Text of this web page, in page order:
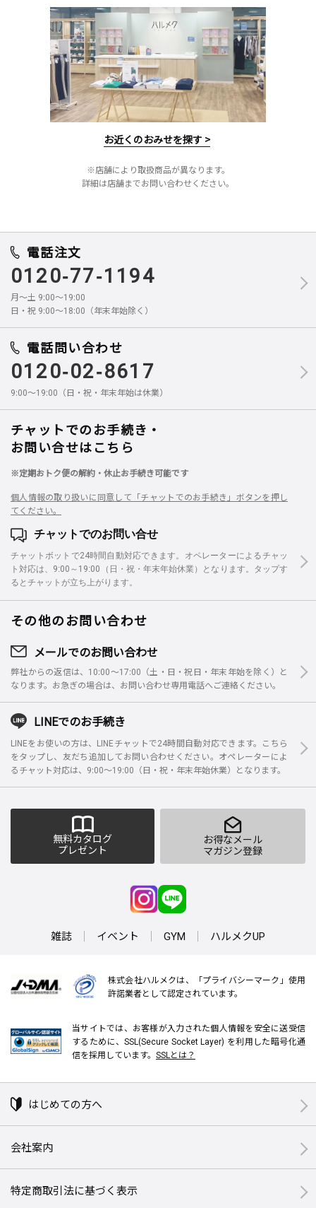
お近くのおみせを探す >
※店舗により取扱商品が異なります。
詳細は店舗までお問い合わせください。
電話注文
0120-77-1194
月～土 9:00～19:00
日・祝 9:00～18:00（年末年始除く）
電話問い合わせ
0120-02-8617
9:00～19:00（日・祝・年末年始は休業）
チャットでのお手続き・
お問い合せはこちら
※定期おトク便の解約・休止お手続き可能です
個人情報の取り扱いに同意して「チャットでのお手続き」ボタンを押し
てください。
チャットでのお問い合せ
チャットボットで24時間自動対応できます。オペレーターによるチャッ
ト対応は、9:00～19:00（日・祝・年末年始休業）となります。タップす
るとチャットが立ち上がります。
その他のお問い合わせ
メールでのお問い合わせ
弊社からの返信は、10:00～17:00（土・日・祝日・年末年始を除く）と
なります。お急ぎの場合は、お問い合わせ専用電話へご連絡ください。
LINEでのお手続き
LINEをお使いの方は、LINEチャットで24時間自動対応できます。こちら
をタップし、友だち追加してお問い合わせください。オペレーターによ
るチャット対応は、9:00～19:00（日・祝・年末年始休業）となります。
無料カタログ
プレゼント
お得なメール
マガジン登録
雑誌 イベント GYM ハルメクUP
株式会社ハルメクは、「プライバシーマーク」使用
許諾業者として認定されています。
当サイトでは、お客様が入力された個人情報を安全に送受信
するために、SSL(Secure Socket Layer) を利用した暗号化通
信を採用しています。 SSLとは？
はじめての方へ
会社案内
特定商取引法に基づく表示